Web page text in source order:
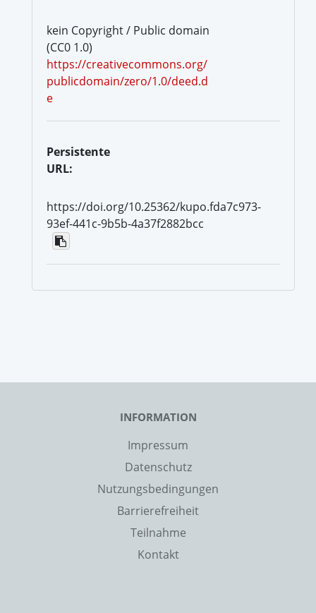
kein Copyright / Public domain
(CC0 1.0)
https://creativecommons.org/
publicdomain/zero/1.0/deed.d
e
Persistente
URL:
https://doi.org/10.25362/kupo.fda7c973-
93ef-441c-9b5b-4a37f2882bcc
INFORMATION
Impressum
Datenschutz
Nutzungsbedingungen
Barrierefreiheit
Teilnahme
Kontakt